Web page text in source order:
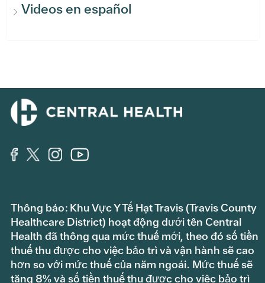
Videos en español
Thông báo: Khu Vực Y Tế Hạt Travis (Travis County
Healthcare District) hoạt động dưới tên Central
Health đã thông qua mức thuế mới, theo đó số tiền
thuế thu được cho việc bảo trì và vận hành sẽ cao
hơn so với mức thuế của năm ngoái. Mức thuế sẽ
tăng 8% và số tiền thuế thu được cho việc bảo trì